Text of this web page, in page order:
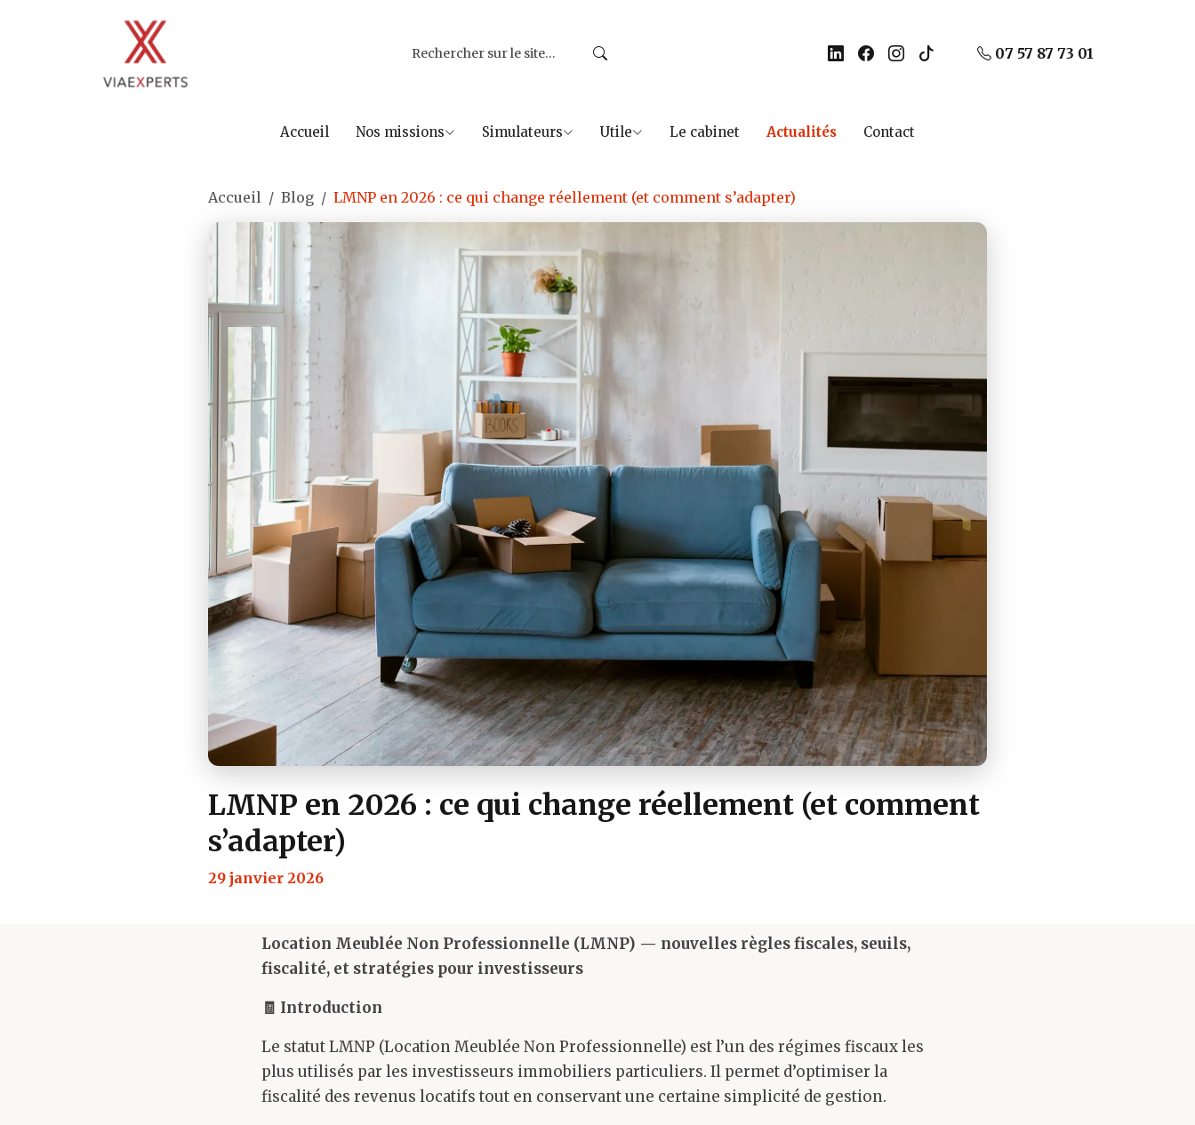
07 57 87 73 01
Accueil Nos missions Simulateurs Utile Le cabinet Actualités Contact
Accueil Blog LMNP en 2026 : ce qui change réellement (et comment s’adapter)
LMNP en 2026 : ce qui change réellement (et comment
s’adapter)
29 janvier 2026
Location Meublée Non Professionnelle (LMNP) — nouvelles règles fiscales, seuils,
fiscalité, et stratégies pour investisseurs
🧾 Introduction
Le statut LMNP (Location Meublée Non Professionnelle) est l’un des régimes fiscaux les
plus utilisés par les investisseurs immobiliers particuliers. Il permet d’optimiser la
fiscalité des revenus locatifs tout en conservant une certaine simplicité de gestion.